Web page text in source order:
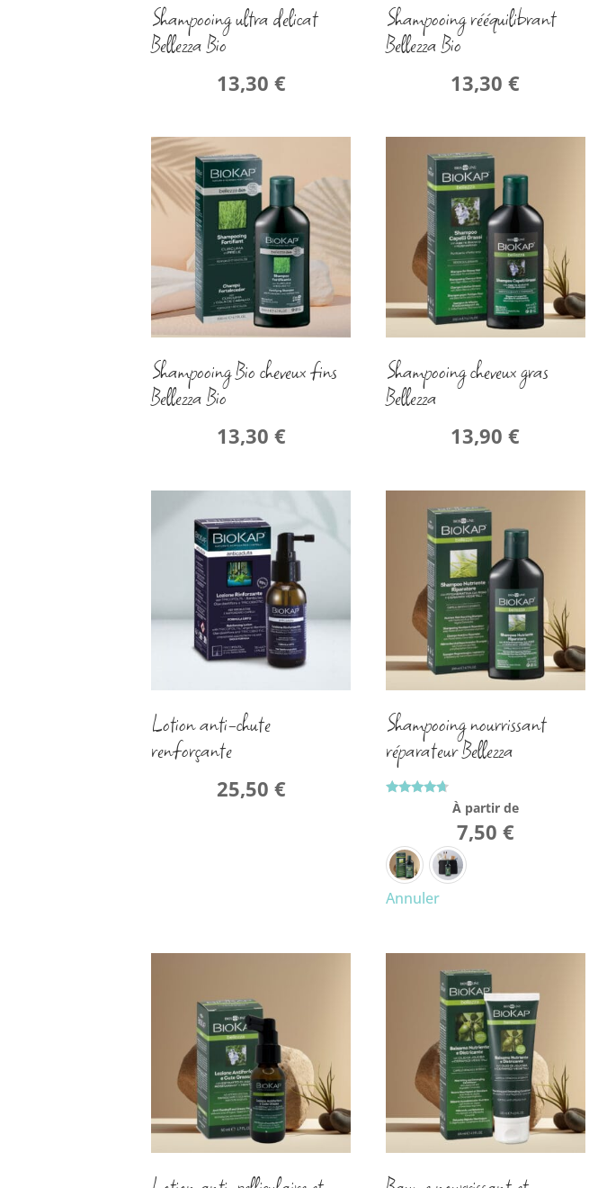
Shampooing ultra delicat
Bellezza Bio
13,30 €
Shampooing rééquilibrant
Bellezza Bio
13,30€
Shampooing Bio cheveux fins
Bellezza Bio
13,30 €
Shampooing cheveux gras
Bellezza
13,90€
Lotion anti-chute
renforçante
25,50 €
Shampooing nourrissant
réparateur Bellezza
À partir de
7,50 €
Annuler